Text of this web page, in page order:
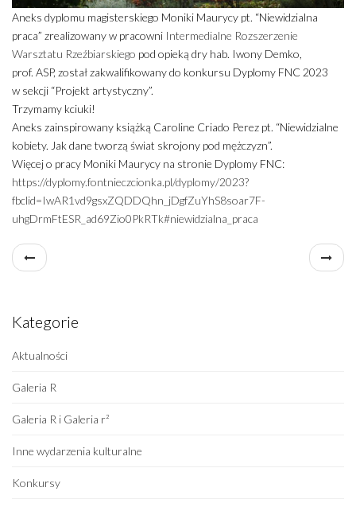
Aneks dyplomu magisterskiego Moniki Maurycy pt. “Niewidzialna
praca” zrealizowany w pracowni Intermedialne Rozszerzenie
Warsztatu Rzeźbiarskiego pod opieką dry hab. Iwony Demko,
prof. ASP, został zakwalifikowany do konkursu Dyplomy FNC 2023
w sekcji “Projekt artystyczny”.
Trzymamy kciuki!
Aneks zainspirowany książką Caroline Criado Perez pt. “Niewidzialne
kobiety. Jak dane tworzą świat skrojony pod mężczyzn”.
Więcej o pracy Moniki Maurycy na stronie Dyplomy FNC:
https://dyplomy.fontnieczcionka.pl/dyplomy/2023?
fbclid=IwAR1vd9gsxZQDDQhn_jDgfZuYhS8soar7F-
uhgDrmFtESR_ad69Zio0PkRTk#niewidzialna_praca
Kategorie
Aktualności
Galeria R
Galeria R i Galeria r²
Inne wydarzenia kulturalne
Konkursy